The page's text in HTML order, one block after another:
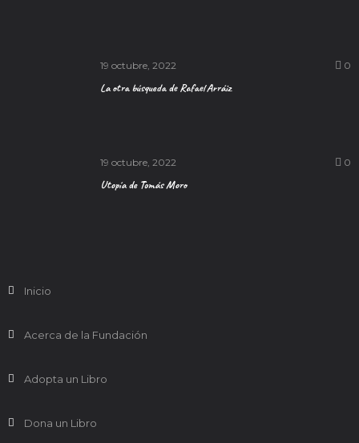
19 octubre, 2022 0
La otra búsqueda de Rafael Arráiz
19 octubre, 2022 0
Utopía de Tomás Moro
Inicio
Acerca de la Fundación
Adopta un Libro
Dona un Libro